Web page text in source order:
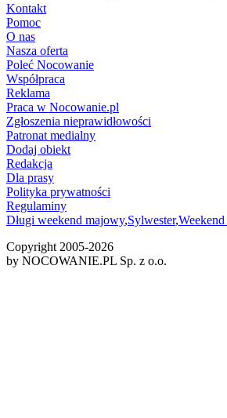
Kontakt
Pomoc
O nas
Nasza oferta
Poleć Nocowanie
Współpraca
Reklama
Praca w Nocowanie.pl
Zgłoszenia nieprawidłowości
Patronat medialny
Dodaj obiekt
Redakcja
Dla prasy
Polityka prywatności
Regulaminy
Długi weekend majowy,Sylwester,
Copyright 2005-2026
by NOCOWANIE.PL Sp. z o.o.